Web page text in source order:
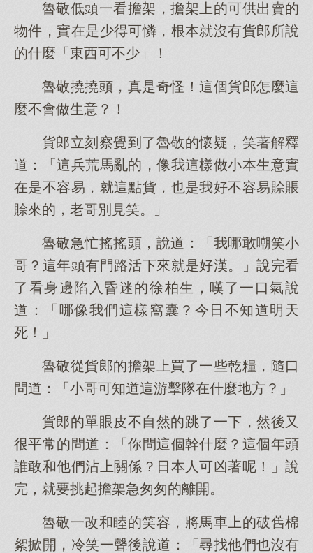
魯敬低頭一看擔架，擔架上的可供出賣的
物件，實在是少得可憐，根本就沒有貨郎所說
的什麼「東西可不少」！
魯敬撓撓頭，真是奇怪！這個貨郎怎麼這
麼不會做生意？！
貨郎立刻察覺到了魯敬的懷疑，笑著解釋
道：「這兵荒馬亂的，像我這樣做小本生意實
在是不容易，就這點貨，也是我好不容易賒賬
賒來的，老哥別見笑。」
魯敬急忙搖搖頭，說道：「我哪敢嘲笑小
哥？這年頭有門路活下來就是好漢。」說完看
了看身邊陷入昏迷的徐柏生，嘆了一口氣說
道：「哪像我們這樣窩囊？今日不知道明天
死！」
魯敬從貨郎的擔架上買了一些乾糧，隨口
問道：「小哥可知道這游擊隊在什麼地方？」
貨郎的單眼皮不自然的跳了一下，然後又
很平常的問道：「你問這個幹什麼？這個年頭
誰敢和他們沾上關係？日本人可凶著呢！」說
完，就要挑起擔架急匆匆的離開。
魯敬一改和睦的笑容，將馬車上的破舊棉
絮掀開，冷笑一聲後說道：「尋找他們也沒有